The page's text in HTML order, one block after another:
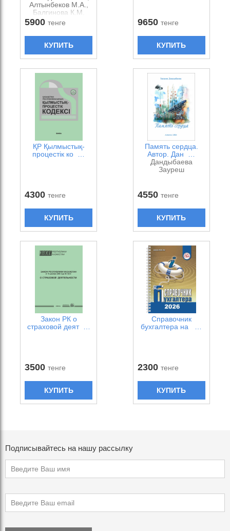
Алтынбеков М.А.,
Балгинова К.М.
5900тенге
КУПИТЬ
9650 тенге
КУПИТЬ
ҚР Қылмыстық-
процестік ко …
4300тенге
КУПИТЬ
Память сердца.
Автор. Дан …
Дандыбаева
Зауреш
4550 тенге
КУПИТЬ
Закон РК о
страховой деят …
3500тенге
КУПИТЬ
Справочник
бухгалтера на …
2300 тенге
КУПИТЬ
Подписывайтесь на нашу рассылку